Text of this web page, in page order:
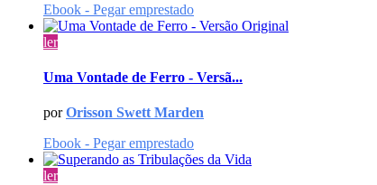
Ebook - Pegar emprestado
ler
Uma Vontade de Ferro - Versã...
porOrisson Swett Marden
Ebook - Pegar emprestado
ler